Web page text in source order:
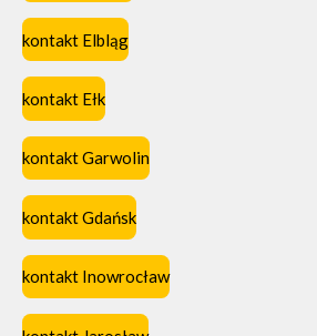
kontakt Elbląg
kontakt Ełk
kontakt Garwolin
kontakt Gdańsk
kontakt Inowrocław